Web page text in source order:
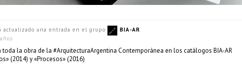
actualizado una entrada en el grupo
BIA-AR
toda la obra de la #ArquitecturaArgentina Contemporánea en los catálogos BIA-AR
(2014) y «Procesos» (2016)